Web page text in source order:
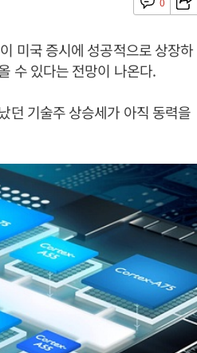
미국 증시에 성공적으로 상장하
수 있다는 전망이 나온다.
던 기술주 상승세가 아직 동력을